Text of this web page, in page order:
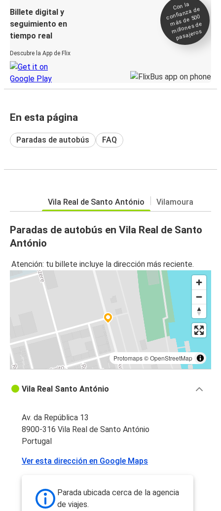
Billete digital y
seguimiento en
tiempo real
Descubre la App de Flix
Con la
confianza de
más de 500
millones de
pasajeros
En esta página
Paradas de autobús FAQ
Vila Real de Santo António Vilamoura
Paradas de autobús en Vila Real de Santo
António
Atención: tu billete incluye la dirección más reciente.
Protomaps©OpenStreetMap
Vila Real Santo António
Av. da República 13
8900-316 Vila Real de Santo António
Portugal
Ver esta dirección en Google Maps
Parada ubicada cerca de la agencia
de viajes.